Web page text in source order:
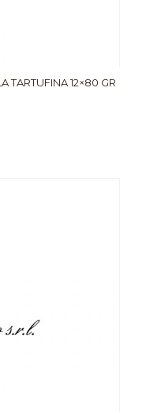
TARTUFINA 12×80 GR